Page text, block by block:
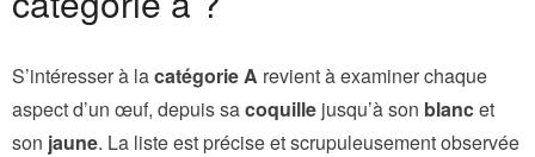
S’intéresser à lacatégorie A revient à examiner chaque
aspect d’un œuf, depuis sacoquille jusqu’à son blancet
son jaune. La liste est précise et scrupuleusement observée